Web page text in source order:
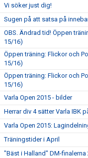
Vi söker just dig!
Sugen på att satsa på
OBS. Ändrad tid! Öppen
15/16)
Öppen träning: Flickor och
15/16)
Öppen träning: Flickor och
15/16)
Varla Open 2015 - bilder
Herrar div 4 sätter Varla IBK
Varla Open 2015:
Träningstider i April
"Bäst i Halland" DM-finalerna